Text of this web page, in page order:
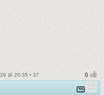
@ 20:35 • 37